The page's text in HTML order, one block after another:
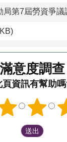
局第7屆勞資爭議
滿意度調查
頁資訊有幫助